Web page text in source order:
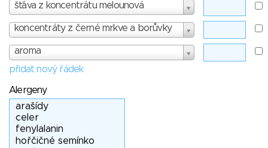
šťáva z koncentrátu melounová
koncentráty z černé mrkve a borůvky
aroma
přidat nový řádek
Alergeny